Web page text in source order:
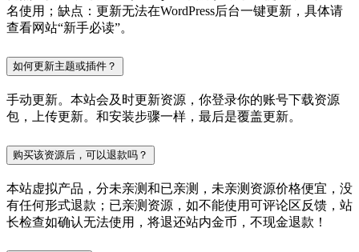
名使用；缺点：更新无法在WordPress后台一键更新，具体请
查看网站“新手必读”。
如何更新主题或插件？
手动更新。本站会及时更新资源，你登录你的账号下载资源
包，上传更新。和安装步骤一样，最后是覆盖更新。
购买该资源后，可以退款吗？
本站虚拟产品，分未亲测和已亲测，未亲测资源价格便宜，没
有任何形式退款；已亲测资源，如不能使用可评论区反馈，站
长检查如确认无法使用，将退还站内金币，不现金退款！